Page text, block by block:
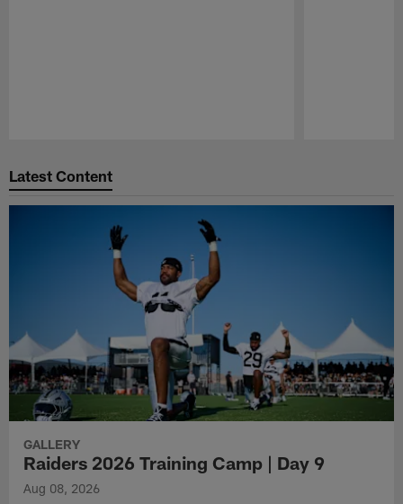
Latest Content
GALLERY
Raiders 2026 Training Camp | Day 9
Aug 08, 2026